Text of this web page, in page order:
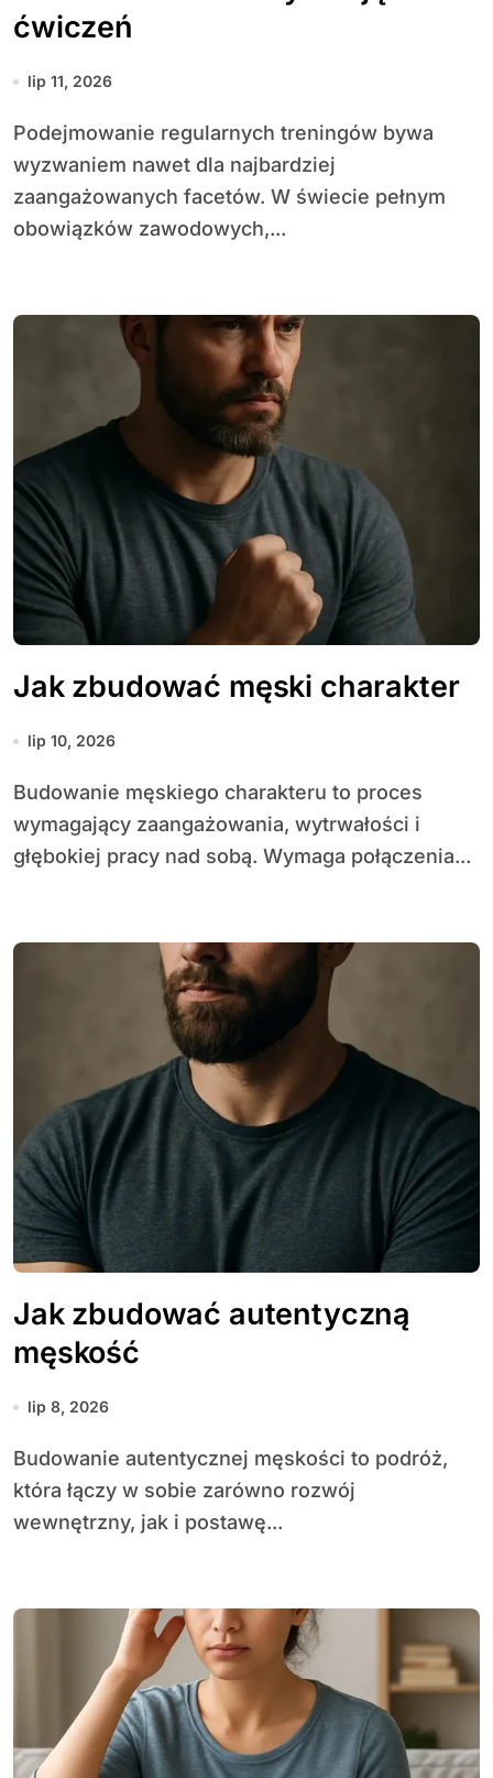
ćwiczeń
lip 11, 2026
Podejmowanie regularnych treningów bywa
wyzwaniem nawet dla najbardziej
zaangażowanych facetów. W świecie pełnym
obowiązków zawodowych,...
Jak zbudować męski charakter
lip 10, 2026
Budowanie męskiego charakteru to proces
wymagający zaangażowania, wytrwałości i
głębokiej pracy nad sobą. Wymaga połączenia...
Jak zbudować autentyczną
męskość
lip 8, 2026
Budowanie autentycznej męskości to podróż,
która łączy w sobie zarówno rozwój
wewnętrzny, jak i postawę...